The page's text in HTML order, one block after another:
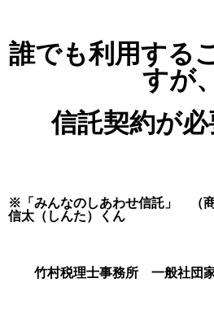
誰でも利用する
すが、
信託契約が必
※「みんなのしあわせ信託」 （商
信太（しんた）くん
竹村税理士事務所 一般社団家